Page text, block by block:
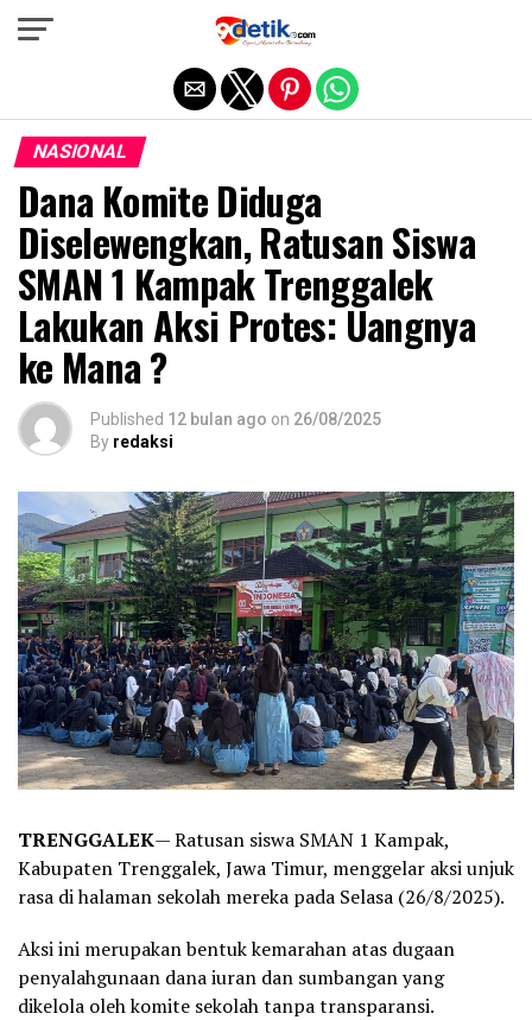
NASIONAL
Dana Komite Diduga
Diselewengkan, Ratusan Siswa
SMAN 1 Kampak Trenggalek
Lakukan Aksi Protes: Uangnya
ke Mana ?
Published 12 bulan ago on 26/08/2025
By redaksi
TRENGGALEK— Ratusan siswa SMAN 1 Kampak,
Kabupaten Trenggalek, Jawa Timur, menggelar aksi unjuk
rasa di halaman sekolah mereka pada Selasa (26/8/2025).
Aksi ini merupakan bentuk kemarahan atas dugaan
penyalahgunaan dana iuran dan sumbangan yang
dikelola oleh komite sekolah tanpa transparansi.
Exit mobile version